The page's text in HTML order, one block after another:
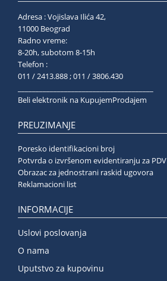
Adresa : Vojislava Ilića 42,
11000 Beograd
Radno vreme:
8-20h, subotom 8-15h
Telefon :
011 / 2413.888 ; 011 / 3806.430
Beli elektronik na KupujemProdajem
PREUZIMANJE
Poresko identifikacioni broj
Potvrda o izvršenom evidentiranju za PDV
Obrazac za jednostrani raskid ugovora
Reklamacioni list
INFORMACIJE
Uslovi poslovanja
O nama
Uputstvo za kupovinu